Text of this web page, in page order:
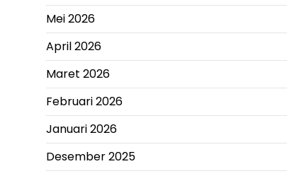
Mei 2026
April 2026
Maret 2026
Februari 2026
Januari 2026
Desember 2025